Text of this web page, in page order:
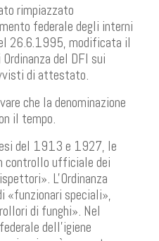
rimpiazzato
federale degli interni
26.6.1995, modificata il
del DFI sui
di attestato.
che la denominazione
il tempo.
del 1913 e 1927, le
controllo ufficiale dei
L'Ordinanza
«funzionari speciali»,
di funghi». Nel
dell'igiene